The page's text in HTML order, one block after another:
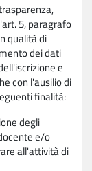
5, paragrafo
qualità di
dei dati
e
con l'ausilio di
finalità:
degli
e/o
all'attività di